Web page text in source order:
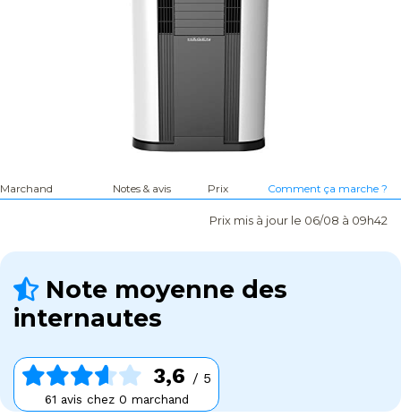
Marchand Notes & avis Prix Comment ça marche ?
Prix mis à jour le 06/08 à 09h42
Note moyenne des
internautes
3,6 / 5
61 avis chez 0 marchand